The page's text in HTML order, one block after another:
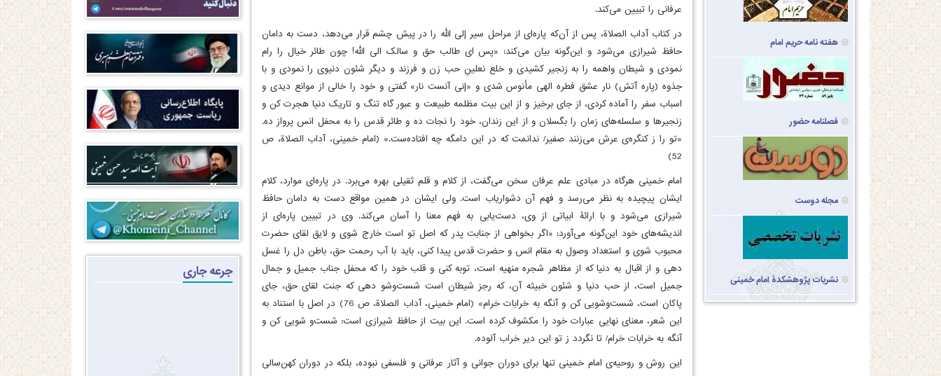
هفته نامه حریم امام
فصلنامه حضور
مجله دوست
نشریات پژوهشکدۀ امام خمینی
عرفانی را تبیین می‌کند.
در کتاب آداب الصلاة، پس از آن‌که پاره‌ای از مراحل سیر إلی الله را در پیش چشم قرار می‌دهد، دست به دامان
حافظ شیرازی می‌شود و این‌گونه بیان می‌کند: «پس ای طالب حق و سالک الی الله! چون طائر خیال را رام
نمودی و شیطان واهمه را به زنجیر کشیدی و خلع نعلینِ حب زن و فرزند و دیگر شئون دنیوی را نمودی و با
جذوه (پاره آتش) نار عشق فطره الهی مأنوس شدی و «إنی آنست نار» گفتی و خود را خالی از موانع دیدی و
اسباب سفر را آماده کردی، از جای برخیز و از این بیت مظلمه طبیعت و عبور گاه تنگ و تاریک دنیا هجرت کن و
زنجیرها و سلسله‌های زمان را بگسلان و از این زندان، خود را نجات ده و طائر قدس را به محفل انس پرواز ده.
«تو را ز کنگره‌ی عرش می‌زنند صفیر/ ندانمت که در این دامگه چه افتاده‌‌ست.» (امام خمینی، آداب الصلاة، ص
52)
امام خمینی هرگاه در مبادی علم عرفان سخن می‌گفت، از کلام و قلم ثقیلی بهره می‌برد. در پاره‌ای موارد، کلام
ایشان پیچیده به نظر می‌رسد و فهم آن دشواریاب است. ولی ایشان در همین مواقع دست به دامان حافظ
شیرازی می‌شود و با ارائۀ ابیاتی از وی، دست‌یابی به فهم معنا را آسان می‌کند. وی در تبیین پاره‌ای از
اندیشه‌های خود این‌گونه می‌آورد: «اگر بخواهی از جنابت پدر که اصل تو است خارج شوی و لایق لقای حضرت
محبوب شوی و استعداد وصول به مقام انس و حضرت قدس پیدا کنی، باید با آب رحمت حق، باطن دل را غسل
دهی و از اقبال به دنیا که از مظاهر شجره منهیه است، توبه کنی و قلب خود را که محفل جناب جمیل و جمال
جمیل است، از حب دنیا و شئون خبیثه آن، که رجز شیطان است شست‌وشو دهی که جنت لقای حق، جای
پاکان است، شست‌وشویی کن و آنگه به خرابات خرام» (امام خمینی، آداب الصلاة، ص 76) در اصل با استناد به
این شعر، معنای نهایی عبارات خود را مکشوف کرده است. این بیت از حافظ شیرازی است: شست‌و شویی کن و
آنگه به خرابات خرام/ تا نگردد ز تو این دیر خراب آلوده.
این روش و روحیه‌ی امام خمینی تنها برای دوران جوانی و آثار عرفانی و فلسفی نبوده، بلکه در دوران کهن‌سالی
جرعه جاری